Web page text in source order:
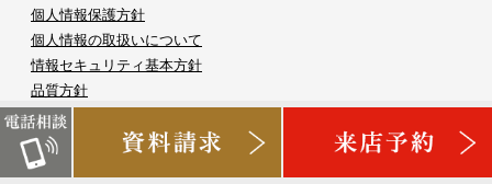
個人情報保護方針
個人情報の取扱いについて
情報セキュリティ基本方針
品質方針
苦情対応方針
一般事業主行動計画
著作権・リンクについて